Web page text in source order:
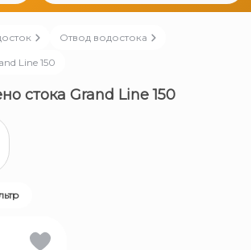
Отвод водостока
Line 150
стока Grand Line 150